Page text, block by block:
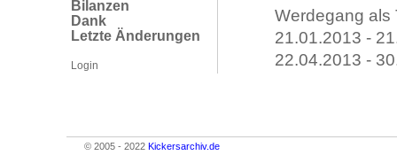
Bilanzen
Dank
Letzte Änderungen
Login
Werdegang als
21.01.2013 -
22.04.2013 -
© 2005 - 2022 Kickersarchiv.de